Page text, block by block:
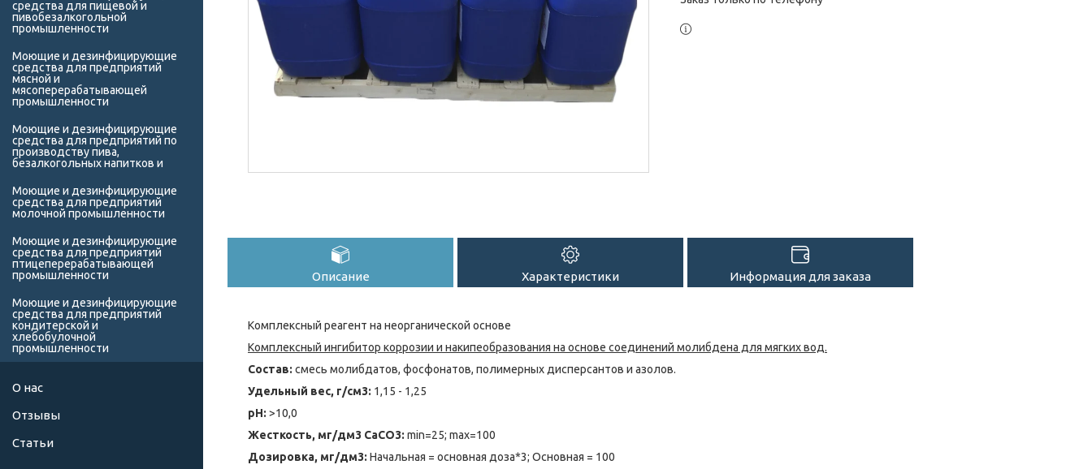
Описание Характеристики Информация для заказа
Комплексный реагент на неорганической основе
Комплексный ингибитор коррозии и накипеобразования на основе соединений молибдена для мягких вод.
Состав: смесь молибдатов, фосфонатов, полимерных дисперсантов и азолов.
Удельный вес, г/см3: 1,15 - 1,25
pH: >10,0
Жесткость, мг/дм3 CaCO3: min=25; max=100
Дозировка, мг/дм3: Начальная = основная доза*3; Основная = 100
средства для пищевой и
пивобезалкогольной
промышленности
Моющие и дезинфицирующие
средства для предприятий
мясной и
мясоперерабатывающей
промышленности
Моющие и дезинфицирующие
средства для предприятий по
производству пива,
безалкогольных напитков и
Моющие и дезинфицирующие
средства для предприятий
молочной промышленности
Моющие и дезинфицирующие
средства для предприятий
птицеперерабатывающей
промышленности
Моющие и дезинфицирующие
средства для предприятий
кондитерской и
хлебобулочной
промышленности
О нас
Отзывы
Статьи